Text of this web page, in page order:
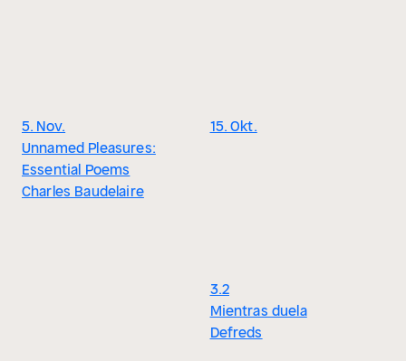
5. Nov.
Unnamed Pleasures:
Essential Poems
Charles Baudelaire
15. Okt.
3.2
Mientras duela
Defreds